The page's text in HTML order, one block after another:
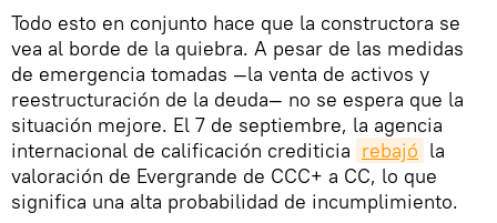
Todo esto en conjunto hace que la constructora se
vea al borde de la quiebra. A pesar de las medidas
de emergencia tomadas —la venta de activos y
reestructuración de la deuda— no se espera que la
situación mejore. El 7 de septiembre, la agencia
internacional de calificación crediticia rebajó la
valoración de Evergrande de CCC+ a CC, lo que
significa una alta probabilidad de incumplimiento.